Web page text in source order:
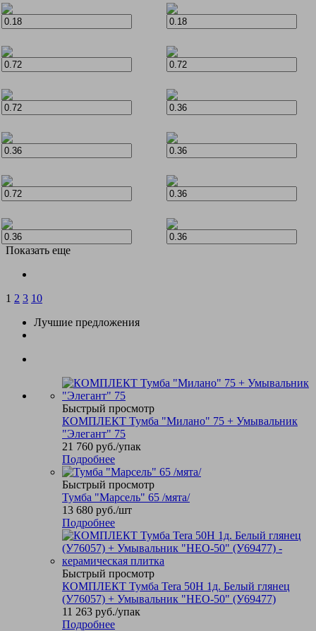
Показать еще
1 2 3 10
Лучшие предложения
Быстрый просмотр
КОМПЛЕКТ Тумба "Милано" 75 + Умывальник
"Элегант" 75
21 760 руб./упак
Подробнее
Быстрый просмотр
Тумба "Марсель" 65 /мята/
13 680 руб./шт
Подробнее
Быстрый просмотр
КОМПЛЕКТ Тумба Tera 50Н 1д. Белый глянец
(У76057) + Умывальник "НЕО-50" (У69477)
11 263 руб./упак
Подробнее